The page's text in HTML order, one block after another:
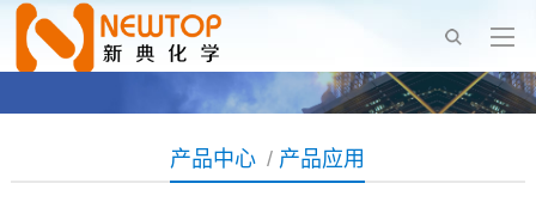
产品中心 / 产品应用